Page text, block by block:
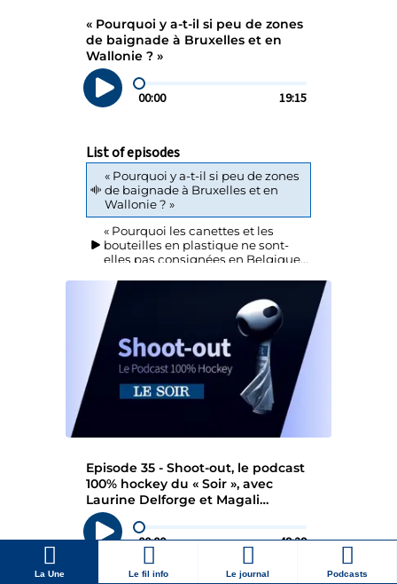
La Une Le fil info Le journal Podcasts